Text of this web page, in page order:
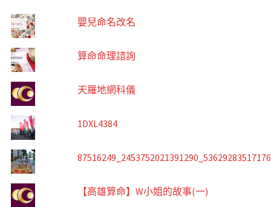
嬰兒命名改名
算命命理諮詢
天羅地網科儀
1DXL4384
【高雄算命】W小姐的故事(一)